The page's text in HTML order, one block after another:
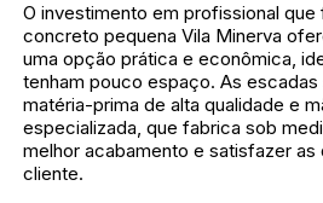
O investimento em profissional
concreto pequena Vila Minerva
uma opção prática e econômica,
tenham pouco espaço. As
matéria-prima de alta qualidade e
especializada, que fabrica sob
melhor acabamento e satisfazer as
cliente.